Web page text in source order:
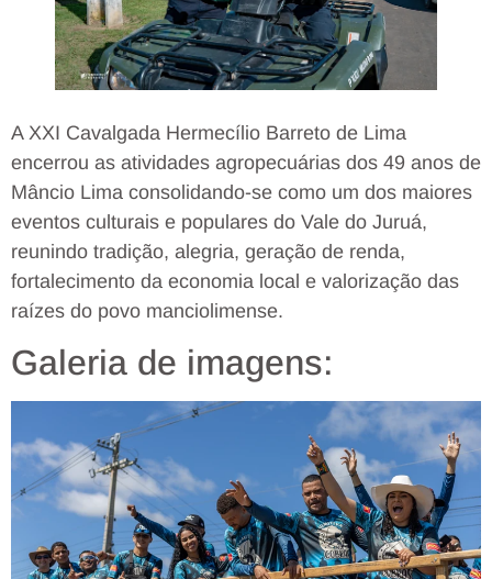
A XXI Cavalgada Hermecílio Barreto de Lima
encerrou as atividades agropecuárias dos 49 anos de
Mâncio Lima consolidando-se como um dos maiores
eventos culturais e populares do Vale do Juruá,
reunindo tradição, alegria, geração de renda,
fortalecimento da economia local e valorização das
raízes do povo manciolimense.
Galeria de imagens: